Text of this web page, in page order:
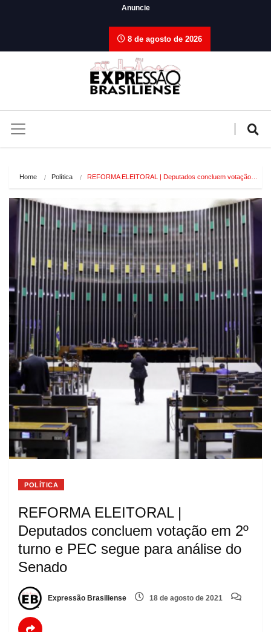
Anuncie
8 de agosto de 2026
Home Política REFORMA ELEITORAL | Deputados concluem votação…
POLÍTICA
REFORMA ELEITORAL |
Deputados concluem votação em 2º
turno e PEC segue para análise do
Senado
Expressão Brasiliense 18 de agosto de 2021